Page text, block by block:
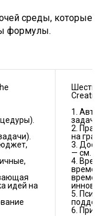
среды, которые
формулы.
идей на
Шесть
1.
задачи.
2.
на
3.
— см.
4.
5.
6.